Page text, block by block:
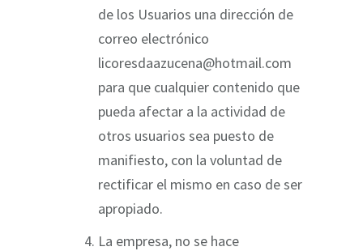
de los Usuarios una dirección de
correo electrónico
licoresdaazucena@hotmail.com
para que cualquier contenido que
pueda afectar a la actividad de
otros usuarios sea puesto de
manifiesto, con la voluntad de
rectificar el mismo en caso de ser
apropiado.
La empresa, no se hace